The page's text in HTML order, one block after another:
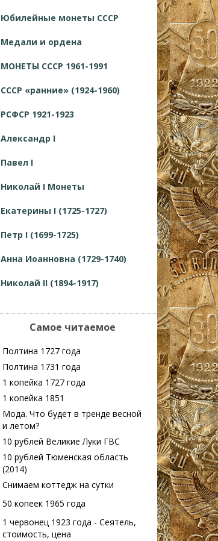
Юбилейные монеты СССР
Медали и ордена
МОНЕТЫ СССР 1961-1991
СССР «ранние» (1924-1960)
РСФСР 1921-1923
Александр I
Павел I
Николай I Монеты
Екатерины I (1725-1727)
Петр I (1699-1725)
Анна Иоанновна (1729-1740)
Николай II (1894-1917)
Самое читаемое
Полтина 1727 года
Полтина 1731 года
1 копейка 1727 года
1 копейка 1851
Мода. Что будет в тренде весной
и летом?
10 рублей Великие Луки ГВС
10 рублей Тюменская область
(2014)
Снимаем коттедж на сутки
50 копеек 1965 года
1 червонец 1923 года - Сеятель,
стоимость, цена